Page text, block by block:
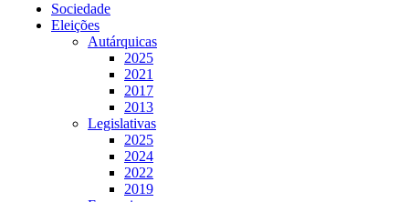
Sociedade
Eleições
Autárquicas
2025
2021
2017
2013
Legislativas
2025
2024
2022
2019